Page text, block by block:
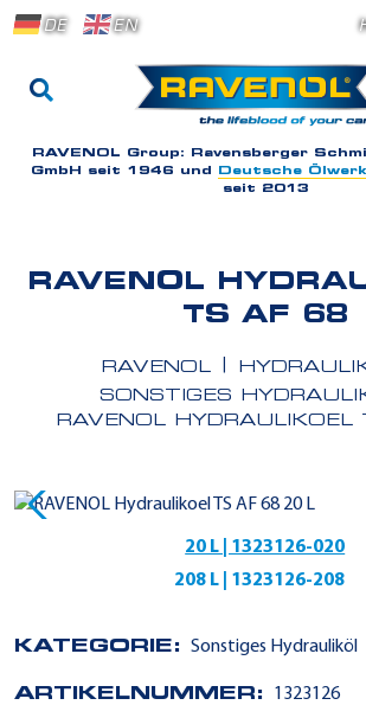
DE EN
RAVENOL Group: Ravensberger
GmbH seit 1946 und
Deutsche
seit 2013
RAVENOL
TS AF 68
RAVENOL
SONSTIGES
RAVENOL
20 L | 1323126-020
208 L | 1323126-208
KATEGORIE: Sonstiges Hydrauliköl
ARTIKELNUMMER: 1323126